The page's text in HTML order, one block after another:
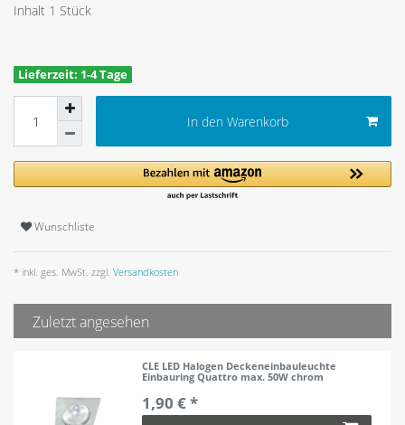
Inhalt 1 Stück
Lieferzeit: 1-4 Tage
In den Warenkorb
Wunschliste
* inkl. ges. MwSt. zzgl. Versandkosten
Zuletzt angesehen
CLE LED Halogen Deckeneinbauleuchte
Einbauring Quattro max. 50W chrom
1,90 € *